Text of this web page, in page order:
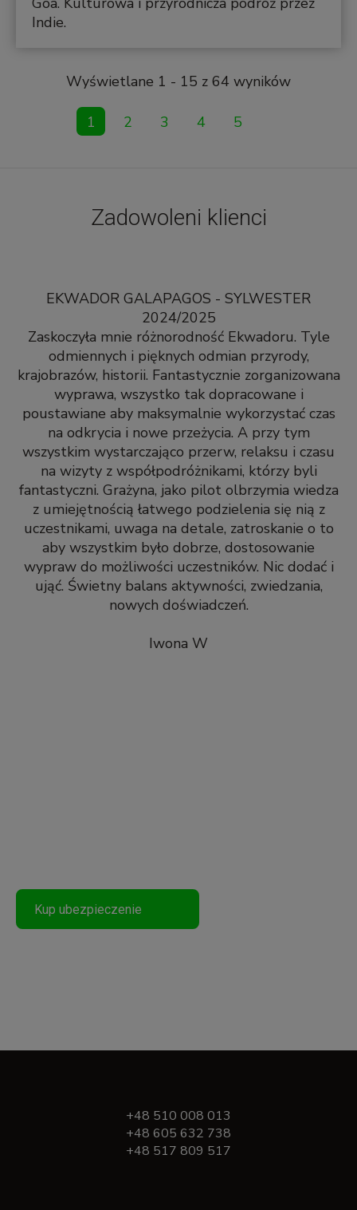
Indie.
Wyświetlane 1 - 15 z 64 wyników
1 2 3 4 5
Zadowoleni klienci
EKWADOR GALAPAGOS - SYLWESTER
2024/2025
Zaskoczyła mnie różnorodność Ekwadoru. Tyle
odmiennych i pięknych odmian przyrody,
krajobrazów, historii. Fantastycznie zorganizowana
wyprawa, wszystko tak dopracowane i
poustawiane aby maksymalnie wykorzystać czas
na odkrycia i nowe przeżycia. A przy tym
wszystkim wystarczająco przerw, relaksu i czasu
na wizyty z współpodróżnikami, którzy byli
fantastyczni. Grażyna, jako pilot olbrzymia wiedza
z umiejętnością łatwego podzielenia się nią z
uczestnikami, uwaga na detale, zatroskanie o to
aby wszystkim było dobrze, dostosowanie
wypraw do możliwości uczestników. Nic dodać i
ująć. Świetny balans aktywności, zwiedzania,
nowych doświadczeń.
Iwona W
Kup ubezpieczenie
+48 510 008 013
+48 605 632 738
+48 517 809 517